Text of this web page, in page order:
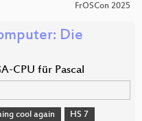
FrOSCon 2025
Die
CPU für Pascal
cool again
HS 7